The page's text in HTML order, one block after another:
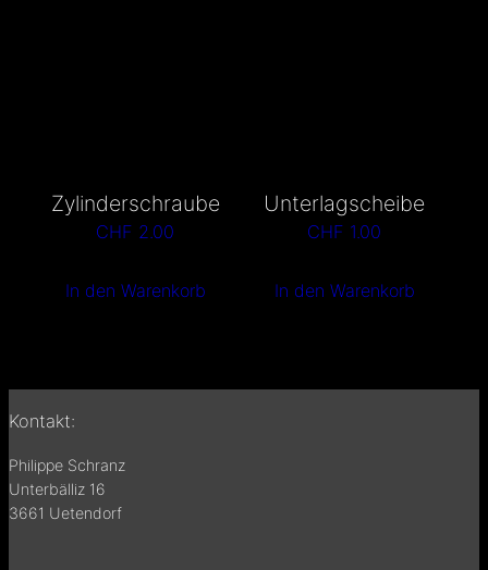
Zylinderschraube
CHF 2.00
In den Warenkorb
Unterlagscheibe
CHF 1.00
In den Warenkorb
Kontakt:
Philippe Schranz
Unterbälliz 16
3661 Uetendorf